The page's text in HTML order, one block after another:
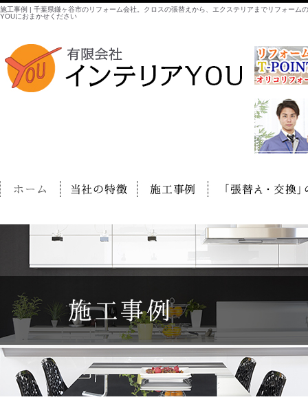
施工事例 | 千葉県鎌ヶ谷市のリフォーム会社。クロスの張替えから、エクステリアまでリフォーム
YOUにおまかせください